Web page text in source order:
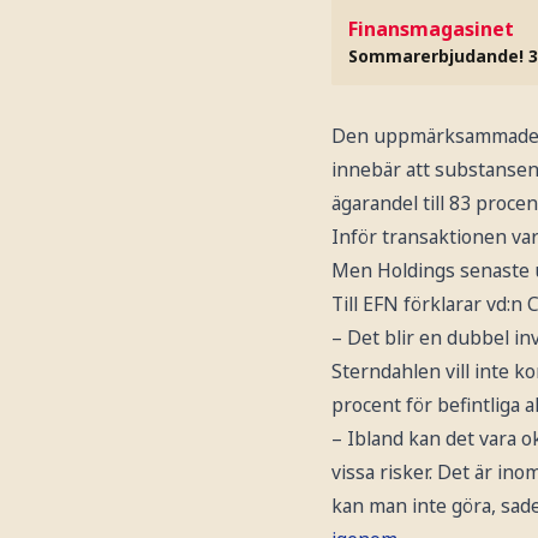
Finansmagasinet
Sommarerbjudande!
Den
innebär att
ägarandel till 83
Inför transaktionen
Men Holdings
Till EFN förklarar vd:n
– Det blir en dubbel
Sterndahlen vill inte
procent för befintliga
– Ibland kan det vara
vissa risker. Det är
kan man inte göra,